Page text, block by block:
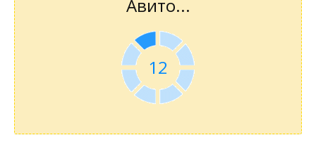
Авито...
11